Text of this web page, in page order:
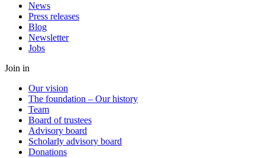
News
Press releases
Blog
Newsletter
Jobs
Join in
Our vision
The foundation – Our history
Team
Board of trustees
Advisory board
Scholarly advisory board
Donations